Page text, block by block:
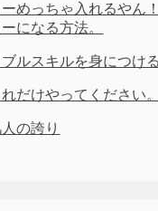
めっちゃ入れるやん
になる方法。
ルスキルを身につける
だけやってください。
の誇り